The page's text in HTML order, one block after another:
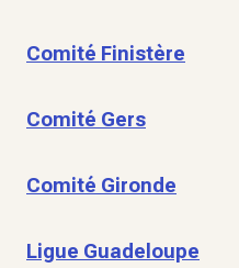
Comité Finistère
Comité Gers
Comité Gironde
Ligue Guadeloupe